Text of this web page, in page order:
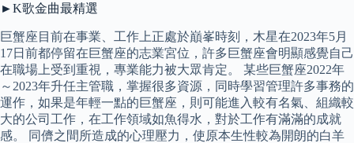
►K歌金曲最精選
巨蟹座目前在事業、工作上正處於巔峯時刻，木星在2023年5月
17日前都停留在巨蟹座的志業宮位，許多巨蟹座會明顯感覺自己
在職場上受到重視，專業能力被大眾肯定。 某些巨蟹座2022年
～2023年升任主管職，掌握很多資源，同時學習管理許多事務的
運作，如果是年輕一點的巨蟹座，則可能進入較有名氣、組織較
大的公司工作，在工作領域如魚得水，對於工作有滿滿的成就
感。 同儕之間所造成的心理壓力，使原本生性較為開朗的白羊